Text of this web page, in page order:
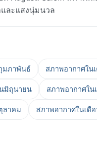
ละแสงนุ่มนวล
มภาพันธ์ สภาพอากาศใน
มิถุนายน สภาพอากาศใ
ลาคม สภาพอากาศในเดื